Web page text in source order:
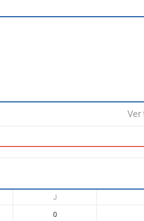
Ver
J
0